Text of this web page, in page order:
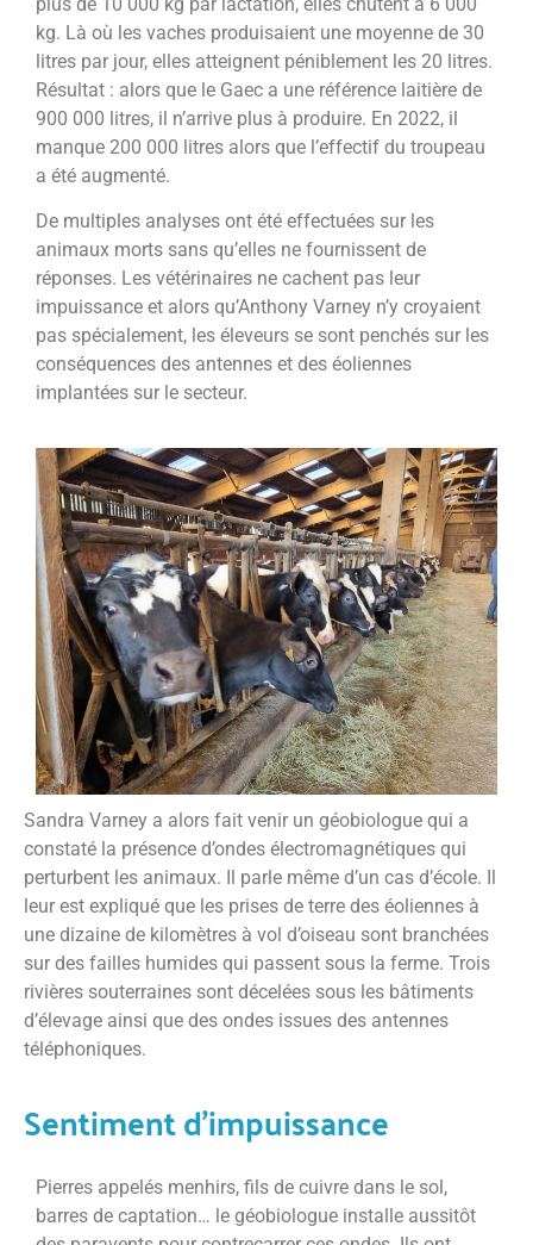
kg. Là où les vaches produisaient une moyenne de 30
litres par jour, elles atteignent péniblement les 20 litres.
Résultat : alors que le Gaec a une référence laitière de
900 000 litres, il n’arrive plus à produire. En 2022, il
manque 200 000 litres alors que l’effectif du troupeau
a été augmenté.
De multiples analyses ont été effectuées sur les
animaux morts sans qu’elles ne fournissent de
réponses. Les vétérinaires ne cachent pas leur
impuissance et alors qu’Anthony Varney n’y croyaient
pas spécialement, les éleveurs se sont penchés sur les
conséquences des antennes et des éoliennes
implantées sur le secteur.
Sandra Varney a alors fait venir un géobiologue qui a
constaté la présence d’ondes électromagnétiques qui
perturbent les animaux. Il parle même d’un cas d’école. Il
leur est expliqué que les prises de terre des éoliennes à
une dizaine de kilomètres à vol d’oiseau sont branchées
sur des failles humides qui passent sous la ferme. Trois
rivières souterraines sont décelées sous les bâtiments
d’élevage ainsi que des ondes issues des antennes
téléphoniques.
Sentiment d’impuissance
Pierres appelés menhirs, fils de cuivre dans le sol,
barres de captation… le géobiologue installe aussitôt